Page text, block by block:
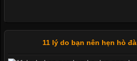
11 lý do bạn nên hẹn hò